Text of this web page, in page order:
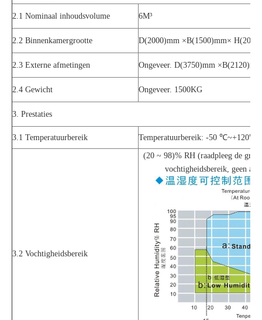
2.1 Nominaal inhoudsvolume 6M³
2.2 Binnenkamergrootte D(2000)mm ×B(1500)mm×
2.3 Externe afmetingen Ongeveer. D(3750)mm
2.4 Gewicht Ongeveer. 1500KG
3. Prestaties
3.1 Temperatuurbereik Temperatuurbereik: -50 ℃~+120℃
3.2 Vochtigheidsbereik
(20 ~ 98)% RH (raadpleeg de
vochtigheidsbereik, geen